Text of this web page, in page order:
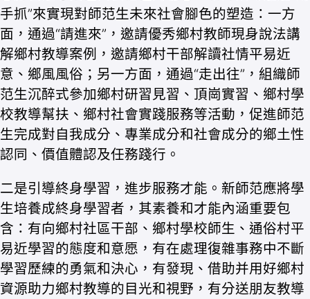
手抓”來實現對師范生未來社會腳色的塑造：一方
面，通過“請進來”，邀請優秀鄉村教師現身說法講
解鄉村教導案例，邀請鄉村干部解讀社情平易近
意、鄉風風俗；另一方面，通過“走出往”，組織師
范生沉醉式參加鄉村研習見習、頂崗實習、鄉村學
校教導幫扶、鄉村社會實踐服務等活動，促進師范
生完成對自我成分、專業成分和社會成分的鄉土性
認同、價值體認及任務踐行。
二是引導終身學習，進步服務才能。新師范應將學
生培養成終身學習者，其素養和才能內涵重要包
含：有向鄉村社區干部、鄉村學校師生、通俗村平
易近學習的態度和意愿，有在處理復雜事務中不斷
學習歷練的勇氣和決心，有發現、借助并用好鄉村
資源助力鄉村教導的目光和視野，有分送朋友教導